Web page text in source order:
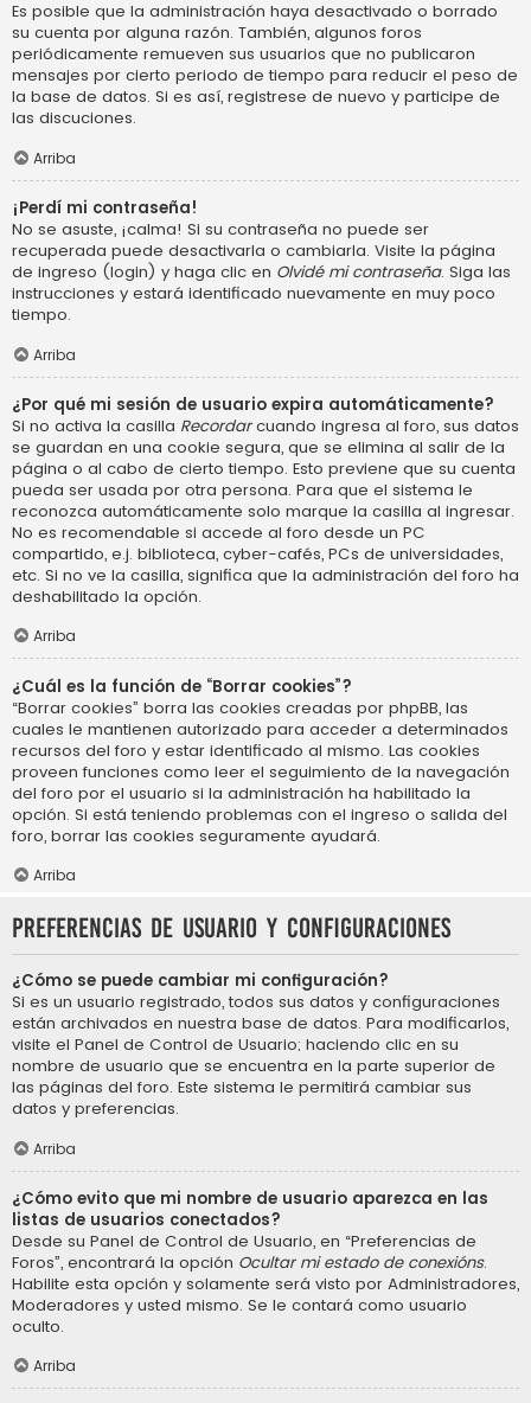
Es posible que la administración haya desactivado o borrado
su cuenta por alguna razón. También, algunos foros
periódicamente remueven sus usuarios que no publicaron
mensajes por cierto periodo de tiempo para reducir el peso de
la base de datos. Si es así, registrese de nuevo y participe de
las discuciones.
Arriba
¡Perdí mi contraseña!
No se asuste, ¡calma! Si su contraseña no puede ser
recuperada puede desactivarla o cambiarla. Visite la página
de ingreso (login) y haga clic en Olvidé mi contraseña. Siga las
instrucciones y estará identificado nuevamente en muy poco
tiempo.
Arriba
¿Por qué mi sesión de usuario expira automáticamente?
Si no activa la casilla Recordarcuando ingresa al foro, sus datos
se guardan en una cookie segura, que se elimina al salir de la
página o al cabo de cierto tiempo. Esto previene que su cuenta
pueda ser usada por otra persona. Para que el sistema le
reconozca automáticamente solo marque la casilla al ingresar.
No es recomendable si accede al foro desde un PC
compartido, e.j. biblioteca, cyber-cafés, PCs de universidades,
etc. Si no ve la casilla, significa que la administración del foro ha
deshabilitado la opción.
Arriba
¿Cuál es la función de “Borrar cookies”?
“Borrar cookies” borra las cookies creadas por phpBB, las
cuales le mantienen autorizado para acceder a determinados
recursos del foro y estar identificado al mismo. Las cookies
proveen funciones como leer el seguimiento de la navegación
del foro por el usuario si la administración ha habilitado la
opción. Si está teniendo problemas con el ingreso o salida del
foro, borrar las cookies seguramente ayudará.
Arriba
Preferencias de usuario y configuraciones
¿Cómo se puede cambiar mi configuración?
Si es un usuario registrado, todos sus datos y configuraciones
están archivados en nuestra base de datos. Para modificarlos,
visite el Panel de Control de Usuario; haciendo clic en su
nombre de usuario que se encuentra en la parte superior de
las páginas del foro. Este sistema le permitirá cambiar sus
datos y preferencias.
Arriba
¿Cómo evito que mi nombre de usuario aparezca en las
listas de usuarios conectados?
Desde su Panel de Control de Usuario, en “Preferencias de
Foros”, encontrará la opción Ocultar mi estado de conexións.
Habilite esta opción y solamente será visto por Administradores,
Moderadores y usted mismo. Se le contará como usuario
oculto.
Arriba